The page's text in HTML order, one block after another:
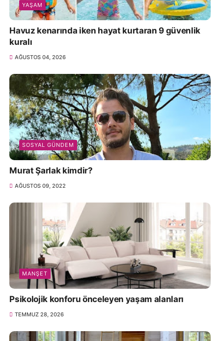
YAŞAM
Havuz kenarında iken hayat kurtaran 9 güvenlik
kuralı
AĞUSTOS 04, 2026
SOSYAL GÜNDEM
Murat Şarlak kimdir?
AĞUSTOS 09, 2022
MANŞET
Psikolojik konforu önceleyen yaşam alanları
TEMMUZ 28, 2026